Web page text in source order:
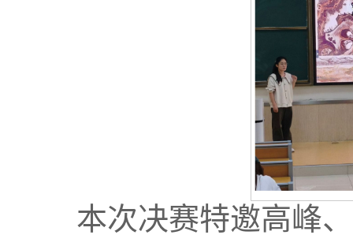
本次决赛特邀高峰